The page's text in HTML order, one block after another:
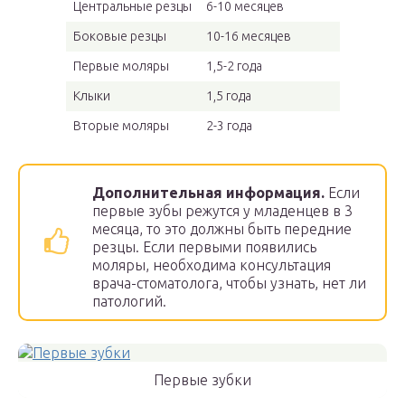
Центральные резцы 6-10 месяцев
Боковые резцы 10-16 месяцев
Первые моляры 1,5-2 года
Клыки 1,5 года
Вторые моляры 2-3 года
Дополнительная информация. Если
первые зубы режутся у младенцев в 3
месяца, то это должны быть передние
резцы. Если первыми появились
моляры, необходима консультация
врача-стоматолога, чтобы узнать, нет ли
патологий.
Первые зубки